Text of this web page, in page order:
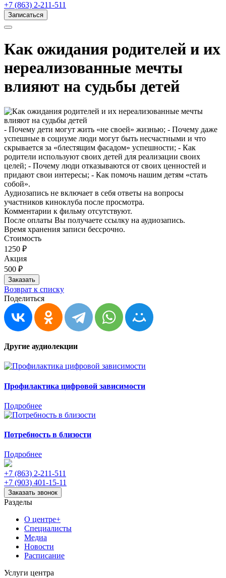
+7 (863) 2-211-511
Записаться
Как ожидания родителей и их
нереализованные мечты
влияют на судьбы детей
- Почему дети могут жить «не своей» жизнью; - Почему даже
успешные в социуме люди могут быть несчастными и что
скрывается за «блестящим фасадом» успешности; - Как
родители используют своих детей для реализации своих
целей; - Почему люди отказываются от своих ценностей и
придают свои интересы; - Как помочь нашим детям «стать
собой».
Аудиозапись не включает в себя ответы на вопросы
участников киноклуба после просмотра.
Комментарии к фильму отсутствуют.
После оплаты Вы получаете ссылку на аудиозапись.
Время хранения записи бессрочно.
Стоимость
1250 ₽
Акция
500 ₽
Заказать
Возврат к списку
Поделиться
Другие аудиолекции
Профилактика цифровой зависимости
Подробнее
Потребность в близости
Подробнее
+7 (863) 2-211-511
+7 (903) 401-15-11
Заказать звонок
Разделы
О центре+
Специалисты
Медиа
Новости
Расписание
Услуги центра